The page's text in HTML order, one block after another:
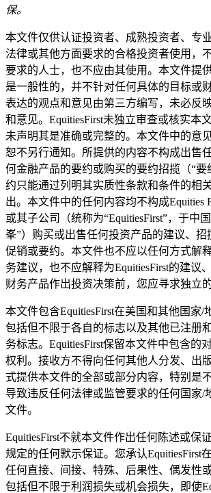
保。
本文件仅供认证投资者、成熟投资者、专
法律或其他方面要求的合格投资者使用，
要求的人士，也不应由其使用。本文件提
是一般性的，并不针对任何具体的目标或
表达的观点和意见由第三方编写，未必反
和意见。EquitiesFirst未独立审查或核实本
未声明其是准确或完整的。本文件中的意
恕不另行通知。所提供的内容不构成出售
何金融产品的要约或购买的要约招揽（“要
约只能通过列明其实质性条款和条件的相
出。本文件中的任何内容均不构成Equities
或其子公司（统称为“EquitiesFirst”，于中
峯”）购买或出售任何投资产品的建议、招
促销或要约。本文件也不应以任何方式解
务建议，也不应解释为EquitiesFirst的建议
财务产品作出投资决策前，您应寻求独立
本文件包含EquitiesFirst在美国和其他国家/
包括但不限于各自的标志以及其他已注册
务标志。EquitiesFirst保留本文件中包含的
权利。接收方不得向任何其他人分发、出
式提供本文件的全部或部分内容，特别是
导致违反任何法律或监管要求的任何国家/
文件。
EquitiesFirst不就本文件作出任何陈述或保
规定的任何默示保证。您承认EquitiesFirst
任何直接、间接、特殊、后果性、偶发性
包括但不限于利润损失或机会损失，即使